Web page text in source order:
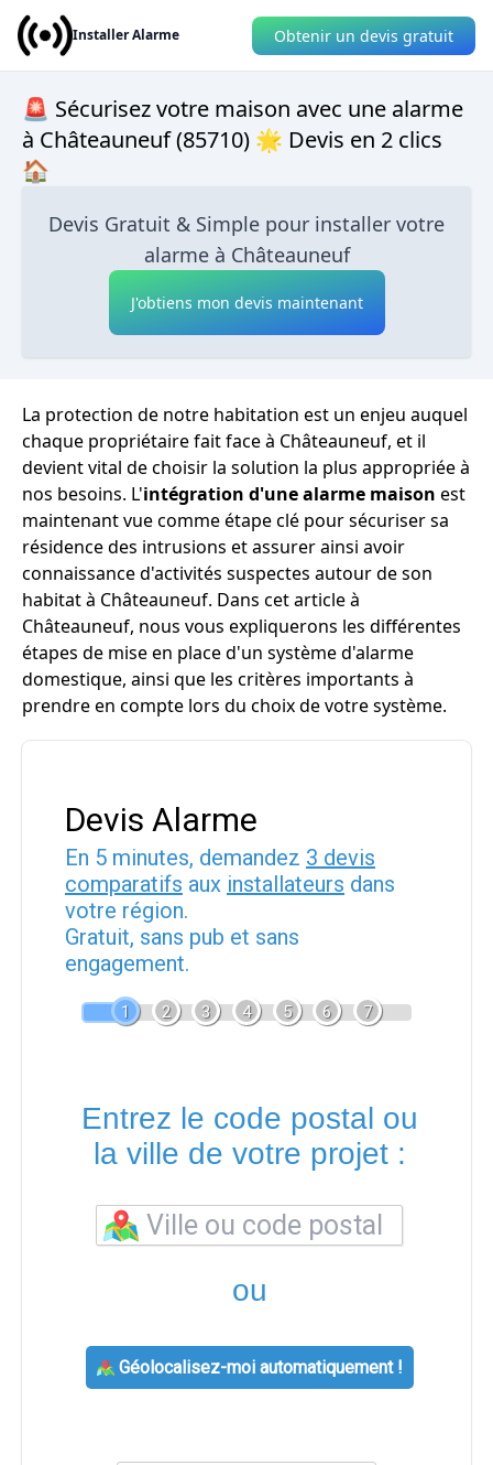
Installer Alarme Obtenir un devis gratuit
🚨 Sécurisez votre maison avec une alarme
à Châteauneuf (85710) 🌟 Devis en 2 clics
🏠
Devis Gratuit & Simple pour installer votre
alarme à Châteauneuf
J'obtiens mon devis maintenant
La protection de notre habitation est un enjeu auquel
chaque propriétaire fait face à Châteauneuf, et il
devient vital de choisir la solution la plus appropriée à
nos besoins. L'intégration d'une alarme maison est
maintenant vue comme étape clé pour sécuriser sa
résidence des intrusions et assurer ainsi avoir
connaissance d'activités suspectes autour de son
habitat à Châteauneuf. Dans cet article à
Châteauneuf, nous vous expliquerons les différentes
étapes de mise en place d'un système d'alarme
domestique, ainsi que les critères importants à
prendre en compte lors du choix de votre système.
Devis Alarme
En 5 minutes, demandez 3 devis
comparatifs aux installateurs dans
votre région.
Gratuit, sans pub et sans
engagement.
1 2 3 4 5 6 7
Entrez le code postal ou
la ville de votre projet :
ou
Géolocalisez-moi automatiquement !